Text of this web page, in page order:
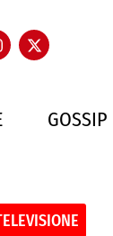
GOSSIP